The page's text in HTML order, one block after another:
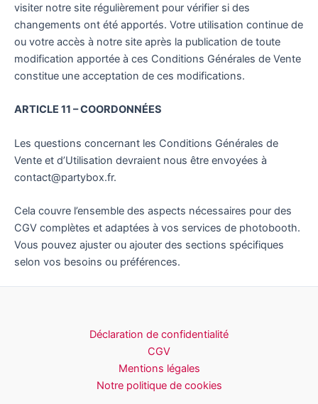
visiter notre site régulièrement pour vérifier si des
changements ont été apportés. Votre utilisation continue de
ou votre accès à notre site après la publication de toute
modification apportée à ces Conditions Générales de Vente
constitue une acceptation de ces modifications.
ARTICLE 11 – COORDONNÉES
Les questions concernant les Conditions Générales de
Vente et d’Utilisation devraient nous être envoyées à
contact@partybox.fr.
Cela couvre l’ensemble des aspects nécessaires pour des
CGV complètes et adaptées à vos services de photobooth.
Vous pouvez ajuster ou ajouter des sections spécifiques
selon vos besoins ou préférences.
Déclaration de confidentialité
CGV
Mentions légales
Notre politique de cookies